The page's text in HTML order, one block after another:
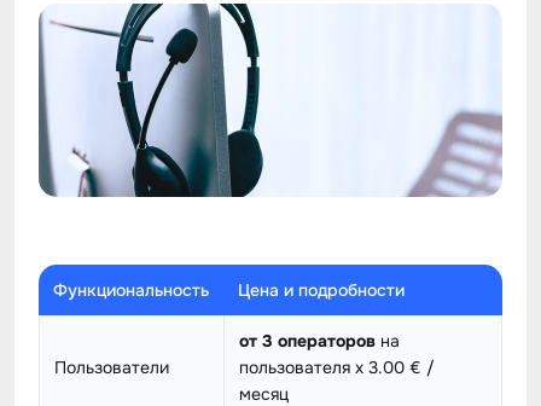
Функциональность Цена и подробности
Пользователи
от 3 операторов на
пользователя x 3.00 € /
месяц